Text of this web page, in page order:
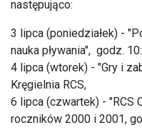
następująco:
3 lipca (poniedziałek) -
nauka pływania", godz.
4 lipca (wtorek) - "Gry i
Kręgielnia RCS,
6 lipca (czwartek) - "RCS
roczników 2000 i 2001,